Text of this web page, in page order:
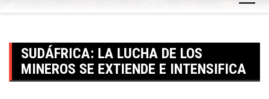
SUDÁFRICA: LA LUCHA DE LOS
MINEROS SE EXTIENDE E INTENSIFICA